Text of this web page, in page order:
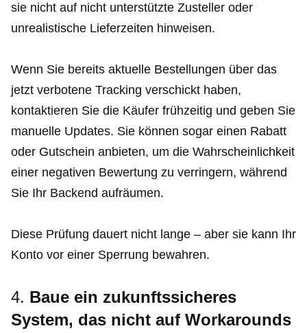
sie nicht auf nicht unterstützte Zusteller oder
unrealistische Lieferzeiten hinweisen.
Wenn Sie bereits aktuelle Bestellungen über das
jetzt verbotene Tracking verschickt haben,
kontaktieren Sie die Käufer frühzeitig und geben Sie
manuelle Updates. Sie können sogar einen Rabatt
oder Gutschein anbieten, um die Wahrscheinlichkeit
einer negativen Bewertung zu verringern, während
Sie Ihr Backend aufräumen.
Diese Prüfung dauert nicht lange – aber sie kann Ihr
Konto vor einer Sperrung bewahren.
4. Baue ein zukunftssicheres
System, das nicht auf Workarounds